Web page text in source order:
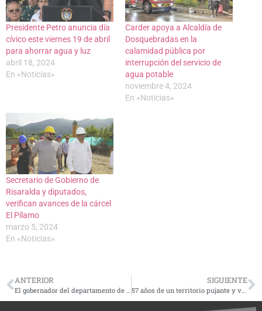
Presidente Petro anuncia día
cívico este viernes 19 de abril
para ahorrar agua y luz
abril 18, 2024
En «Noticias»
Carder apoya a Alcaldía de
Dosquebradas en la
calamidad pública por
interrupción del servicio de
agua potable
noviembre 4, 2024
En «Noticias»
Secretario de Gobierno de
Risaralda y diputados,
verifican avances de la cárcel
El Pílamo
marzo 5, 2024
En «Noticias»
ANTERIOR
El gobernador del departamento de Risaralda, Juan Diego Patiño, fiel a su esencia
SIGUIENTE
57 años de un territorio pujante y verde